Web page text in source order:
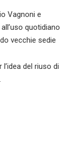
Vagnoni e
quotidiano
vecchie sedie
del riuso di